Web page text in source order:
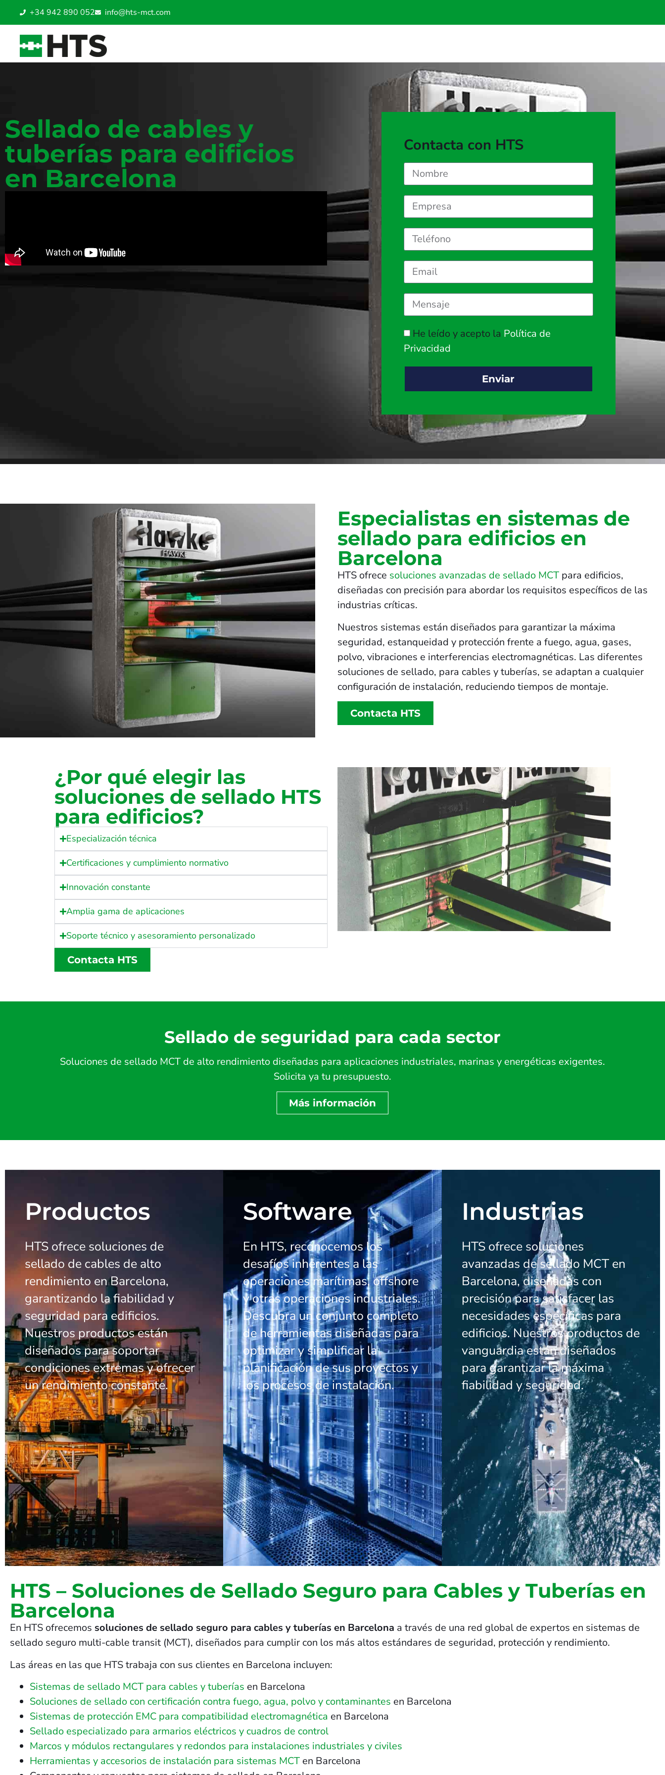
+34 942 890 052 info@hts-mct.com
Sellado de cables y
tuberías para edificios
en Barcelona
Contacta con HTS
He leído y acepto la Política de
Privacidad
Enviar
Especialistas en sistemas de
sellado para edificios en
Barcelona
HTS ofrece soluciones avanzadas de sellado MCT para edificios,
diseñadas con precisión para abordar los requisitos específicos de las
industrias críticas.
Nuestros sistemas están diseñados para garantizar la máxima
seguridad, estanqueidad y protección frente a fuego, agua, gases,
polvo, vibraciones e interferencias electromagnéticas. Las diferentes
soluciones de sellado, para cables y tuberías, se adaptan a cualquier
configuración de instalación, reduciendo tiempos de montaje.
Contacta HTS
¿Por qué elegir las
soluciones de sellado HTS
para edificios?
Especialización técnica
Certificaciones y cumplimiento normativo
Innovación constante
Amplia gama de aplicaciones
Soporte técnico y asesoramiento personalizado
Contacta HTS
Sellado de seguridad para cada sector
Soluciones de sellado MCT de alto rendimiento diseñadas para aplicaciones industriales, marinas y energéticas exigentes.
Solicita ya tu presupuesto.
Más información
Productos
HTS ofrece soluciones de
sellado de cables de alto
rendimiento en Barcelona,
garantizando la fiabilidad y
seguridad para edificios.
Nuestros productos están
diseñados para soportar
condiciones extremas y ofrecer
un rendimiento constante.
Software
En HTS, reconocemos los
desafíos inherentes a las
operaciones marítimas, offshore
y otras operaciones industriales.
Descubra un conjunto completo
de herramientas diseñadas para
optimizar y simplificar la
planificación de sus proyectos y
los procesos de instalación.
Industrias
HTS ofrece soluciones
avanzadas de sellado MCT en
Barcelona, diseñadas con
precisión para satisfacer las
necesidades específicas para
edificios. Nuestros productos de
vanguardia están diseñados
para garantizar la máxima
fiabilidad y seguridad.
HTS – Soluciones de Sellado Seguro para Cables y Tuberías en
Barcelona
En HTS ofrecemos soluciones de sellado seguro para cables y tuberías en Barcelona a través de una red global de expertos en sistemas de
sellado seguro multi-cable transit (MCT), diseñados para cumplir con los más altos estándares de seguridad, protección y rendimiento.
Las áreas en las que HTS trabaja con sus clientes en Barcelona incluyen:
Sistemas de sellado MCT para cables y tuberías en Barcelona
Soluciones de sellado con certificación contra fuego, agua, polvo y contaminantes en Barcelona
Sistemas de protección EMC para compatibilidad electromagnética en Barcelona
Sellado especializado para armarios eléctricos y cuadros de control
Marcos y módulos rectangulares y redondos para instalaciones industriales y civiles
Herramientas y accesorios de instalación para sistemas MCT en Barcelona